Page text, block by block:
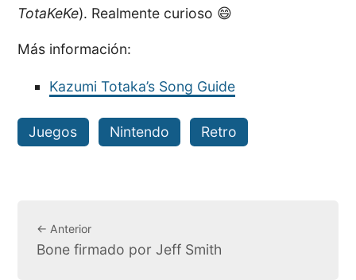
TotaKeKe). Realmente curioso 😄
Más información:
Kazumi Totaka’s Song Guide
Juegos Nintendo Retro
← Anterior
Bone firmado por Jeff Smith